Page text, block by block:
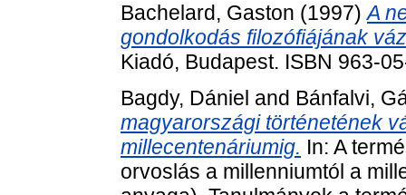
Bachelard, Gaston (1997)A
gondolkodás filozófiájának
Kiadó, Budapest. ISBN 963-
Bagdy, Dániel and Bánfalvi,
magyarországi történetének
millecentenáriumig. In: A
orvoslás a millenniumtól a